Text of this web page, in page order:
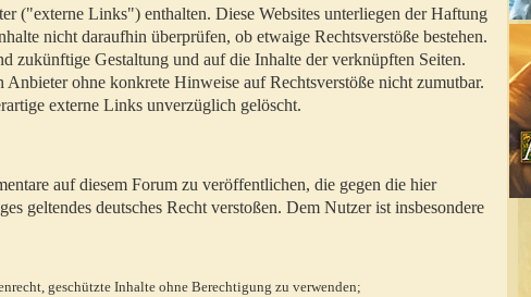
("externe Links") enthalten. Diese Websites unterliegen der Haftung
nicht daraufhin überprüfen, ob etwaige Rechtsverstöße bestehen.
zukünftige Gestaltung und auf die Inhalte der verknüpften Seiten.
ohne konkrete Hinweise auf Rechtsverstöße nicht zumutbar.
externe Links unverzüglich gelöscht.
auf diesem Forum zu veröffentlichen, die gegen die hier
geltendes deutsches Recht verstoßen. Dem Nutzer ist insbesondere
geschützte Inhalte ohne Berechtigung zu verwenden;